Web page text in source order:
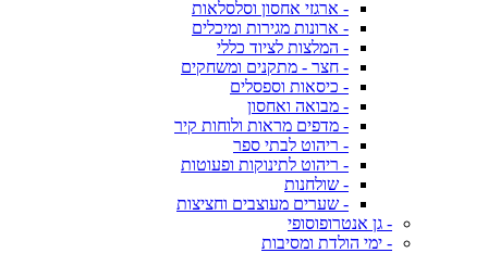
- ארגזי אחסון וסלסלאות
- ארונות מגירות ומיכלים
- המלצות לציוד כללי
- חצר - מתקנים ומשחקים
- כיסאות וספסלים
- מבואה ואחסון
- מדפים מראות ולוחות קיר
- ריהוט לבתי ספר
- ריהוט לתינוקות ופעוטות
- שולחנות
- שערים מעוצבים וחציצות
- גן אנטרופוסופי
- ימי הולדת ומסיבות